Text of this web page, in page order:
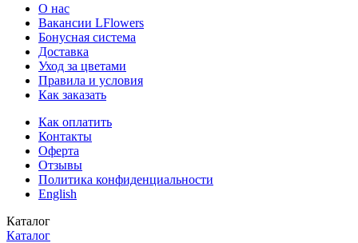
О нас
Вакансии LFlowers
Бонусная система
Доставка
Уход за цветами
Правила и условия
Как заказать
Как оплатить
Контакты
Оферта
Отзывы
Политика конфиденциальности
English
Каталог
Каталог